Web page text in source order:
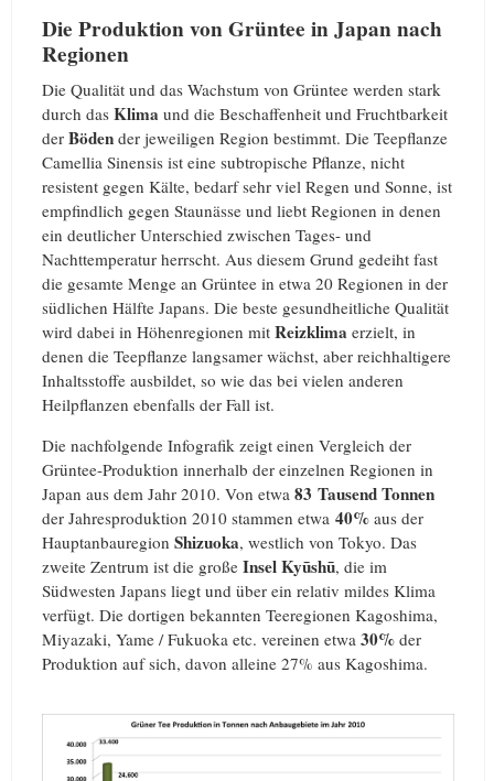
Die Produktion von Grüntee in Japan nach
Regionen
Die Qualität und das Wachstum von Grüntee werden stark
durch das Klima und die Beschaffenheit und Fruchtbarkeit
der Böden der jeweiligen Region bestimmt. Die Teepflanze
Camellia Sinensis ist eine subtropische Pflanze, nicht
resistent gegen Kälte, bedarf sehr viel Regen und Sonne, ist
empfindlich gegen Staunässe und liebt Regionen in denen
ein deutlicher Unterschied zwischen Tages- und
Nachttemperatur herrscht. Aus diesem Grund gedeiht fast
die gesamte Menge an Grüntee in etwa 20 Regionen in der
südlichen Hälfte Japans. Die beste gesundheitliche Qualität
wird dabei in Höhenregionen mit Reizklima erzielt, in
denen die Teepflanze langsamer wächst, aber reichhaltigere
Inhaltsstoffe ausbildet, so wie das bei vielen anderen
Heilpflanzen ebenfalls der Fall ist.
Die nachfolgende Infografik zeigt einen Vergleich der
Grüntee-Produktion innerhalb der einzelnen Regionen in
Japan aus dem Jahr 2010. Von etwa 83 Tausend Tonnen
der Jahresproduktion 2010 stammen etwa 40% aus der
Hauptanbauregion Shizuoka, westlich von Tokyo. Das
zweite Zentrum ist die große InselKyūshū, die im
Südwesten Japans liegt und über ein relativ mildes Klima
verfügt. Die dortigen bekannten Teeregionen Kagoshima,
Miyazaki, Yame / Fukuoka etc. vereinen etwa 30% der
Produktion auf sich, davon alleine 27% aus Kagoshima.